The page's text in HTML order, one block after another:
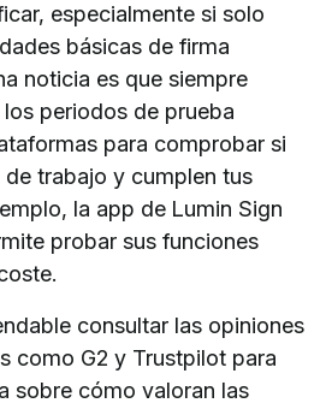
especialmente si solo
básicas de firma
noticia es que siempre
periodos de prueba
para comprobar si
trabajo y cumplen tus
la app de Lumin Sign
probar sus funciones
consultar las opiniones
como G2 y Trustpilot para
sobre cómo valoran las